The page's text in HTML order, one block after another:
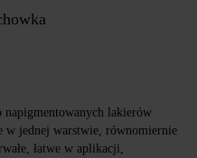
lakierów
w jednej warstwie, równomiernie
łatwe w aplikacji,